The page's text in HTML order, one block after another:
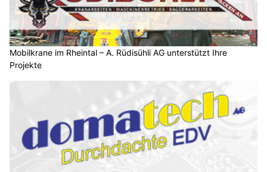
Mobilkrane im Rheintal – A. Rüdisühli AG unterstützt Ihre
Projekte